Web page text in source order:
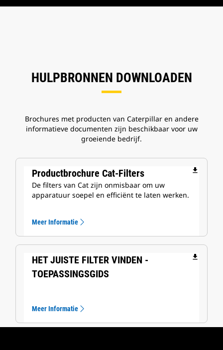
HULPBRONNEN DOWNLOADEN
Brochures met producten van Caterpillar en andere
informatieve documenten zijn beschikbaar voor uw
groeiende bedrijf.
Productbrochure Cat-Filters file_download
De filters van Cat zijn onmisbaar om uw
apparatuur soepel en efficiënt te laten werken.
Meer Informatie
HET JUISTE FILTER VINDEN -
TOEPASSINGSGIDS
file_download
Meer Informatie